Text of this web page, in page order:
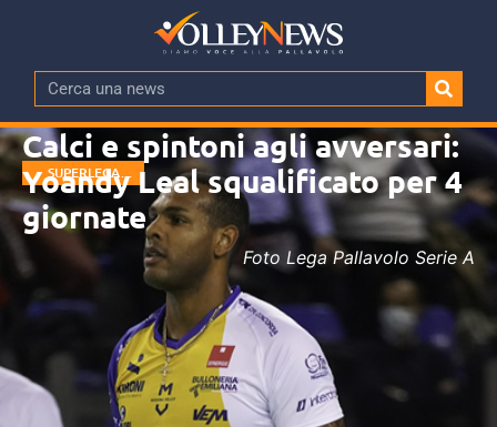
SUPERLEGA
MASCHILE
Calci e spintoni agli avversari:
Yoandy Leal squalificato per 4
giornate
Foto Lega Pallavolo Serie A